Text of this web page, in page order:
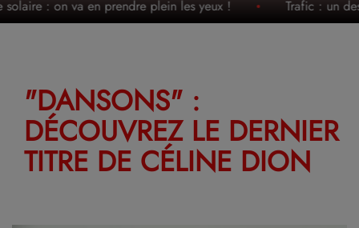
: on va en prendre plein les yeux ! Trafic : un
"DANSONS" :
DÉCOUVREZ LE DERNIER
TITRE DE CÉLINE DION